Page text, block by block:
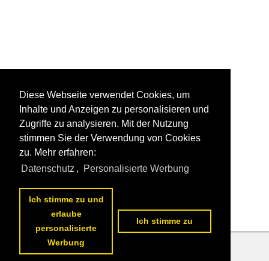
Datenschutzerklärung
Diese Webseite verwendet Cookies, um
Inhalte und Anzeigen zu personalisieren und
Zugriffe zu analysieren. Mit der Nutzung
stimmen Sie der Verwendung von Cookies
zu. Mehr erfahren:
Datenschutz , Personalisierte Werbung
Ich stimme zu und
erlaube
personalisierte
Werbung
Ich stimme zu